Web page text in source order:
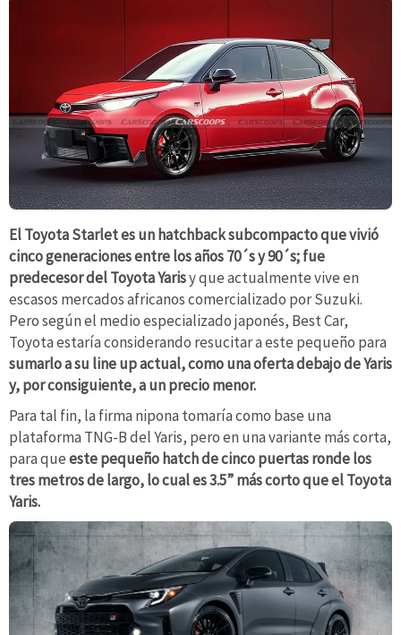
El Toyota Starlet es un hatchback subcompacto que vivió
cinco generaciones entre los años 70´s y 90´s; fue
predecesor del Toyota Yarisy que actualmente vive en
escasos mercados africanos comercializado por Suzuki.
Pero según el medio especializado japonés, Best Car,
Toyota estaría considerando resucitar a este pequeño para
sumarlo a su line up actual, como una oferta debajo de Yaris
y, por consiguiente, a un precio menor.
Para tal fin, la firma nipona tomaría como base una
plataforma TNG-B del Yaris, pero en una variante más corta,
para queeste pequeño hatch de cinco puertas ronde los
tres metros de largo, lo cual es 3.5” más corto que el Toyota
Yaris.